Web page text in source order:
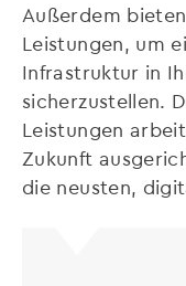
Außerdem
Leistungen, um
Infrastruktur in
sicherzustellen.
Leistungen
Zukunft
die neusten,